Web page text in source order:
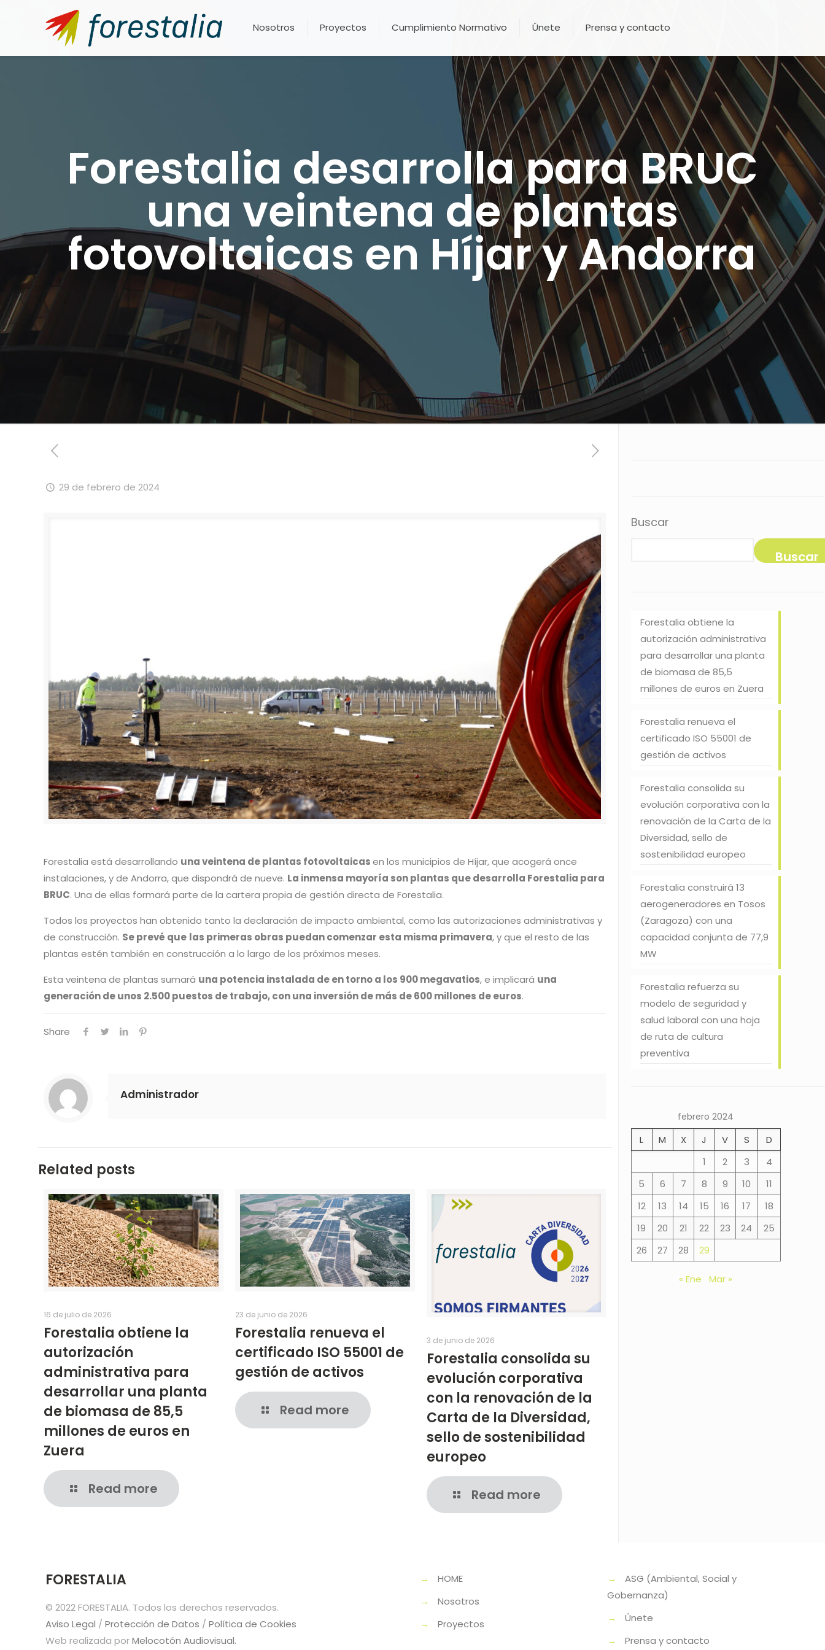
Nosotros Proyectos Cumplimiento Normativo Únete Prensa y contacto
Forestalia desarrolla para BRUC
una veintena de plantas
fotovoltaicas en Híjar y Andorra
29 de febrero de 2024
Forestalia está desarrollando una veintena de plantas fotovoltaicasen los municipios de Híjar, que acogerá once
instalaciones, y de Andorra, que dispondrá de nueve. La inmensa mayoría son plantas que desarrolla Forestalia para
BRUC. Una de ellas formará parte de la cartera propia de gestión directa de Forestalia.
Todos los proyectos han obtenido tanto la declaración de impacto ambiental, como las autorizaciones administrativas y
de construcción. Se prevé que las primeras obras puedan comenzar esta misma primavera, y que el resto de las
plantas estén también en construcción a lo largo de los próximos meses.
Esta veintena de plantas sumará una potencia instalada de en torno a los 900 megavatios, e implicará una
generación de unos 2.500 puestos de trabajo, con una inversión de más de 600 millones de euros.
Share
Administrador
Related posts
16 de julio de 2026
Forestalia obtiene la
autorización
administrativa para
desarrollar una planta
de biomasa de 85,5
millones de euros en
Zuera
Read more
23 de junio de 2026
Forestalia renueva el
certificado ISO 55001 de
gestión de activos
Read more
3 de junio de 2026
Forestalia consolida su
evolución corporativa
con la renovación de la
Carta de la Diversidad,
sello de sostenibilidad
europeo
Read more
Buscar
Buscar
Forestalia obtiene la
autorización administrativa
para desarrollar una planta
de biomasa de 85,5
millones de euros en Zuera
Forestalia renueva el
certificado ISO 55001 de
gestión de activos
Forestalia consolida su
evolución corporativa con la
renovación de la Carta de la
Diversidad, sello de
sostenibilidad europeo
Forestalia construirá 13
aerogeneradores en Tosos
(Zaragoza) con una
capacidad conjunta de 77,9
MW
Forestalia refuerza su
modelo de seguridad y
salud laboral con una hoja
de ruta de cultura
preventiva
febrero 2024
L M X J V S
D
1
2 3
4
5
6 7 8 9 10
11
12
13 14 15 16 17
18
19
20 21 22 23 24
25
26
27 28 29
« Ene Mar »
FORESTALIA
© 2022 FORESTALIA. Todos los derechos reservados.
Aviso Legal /Protección de Datos /Política de Cookies
Web realizada porMelocotón Audiovisual.
→
HOME
→
Nosotros
→
Proyectos
→
ASG (Ambiental, Social y
Gobernanza)
→
Únete
→
Prensa y contacto